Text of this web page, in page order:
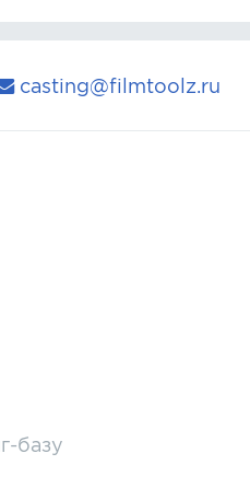
casting@filmtoolz.ru
базу